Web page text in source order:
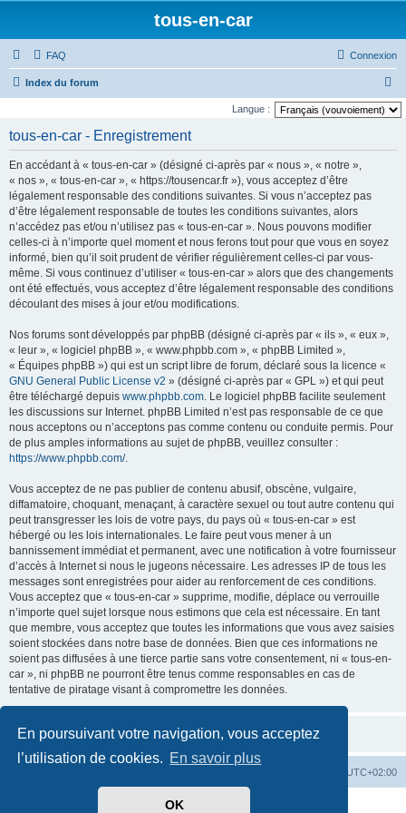
En poursuivant votre navigation, vous acceptez
l’utilisation de cookies. En savoir plus
OK
tous-en-car
FAQ Connexion
Index du forum
e
Langue :
tous-en-car - Enregistrement
En accédant à « tous-en-car » (désigné ci-après par « nous », « notre »,
« nos », « tous-en-car », « https://tousencar.fr »), vous acceptez d’être
légalement responsable des conditions suivantes. Si vous n’acceptez pas
d’être légalement responsable de toutes les conditions suivantes, alors
n’accédez pas et/ou n’utilisez pas « tous-en-car ». Nous pouvons modifier
celles-ci à n’importe quel moment et nous ferons tout pour que vous en soyez
informé, bien qu’il soit prudent de vérifier régulièrement celles-ci par vous-
même. Si vous continuez d’utiliser « tous-en-car » alors que des changements
ont été effectués, vous acceptez d’être légalement responsable des conditions
découlant des mises à jour et/ou modifications.
Nos forums sont développés par phpBB (désigné ci-après par « ils », « eux »,
« leur », « logiciel phpBB », « www.phpbb.com », « phpBB Limited »,
« Équipes phpBB ») qui est un script libre de forum, déclaré sous la licence «
GNU General Public License v2 » (désigné ci-après par « GPL ») et qui peut
être téléchargé depuis www.phpbb.com. Le logiciel phpBB facilite seulement
les discussions sur Internet. phpBB Limited n’est pas responsable de ce que
nous acceptons ou n’acceptons pas comme contenu ou conduite permis. Pour
de plus amples informations au sujet de phpBB, veuillez consulter :
https://www.phpbb.com/.
Vous acceptez de ne pas publier de contenu abusif, obscène, vulgaire,
diffamatoire, choquant, menaçant, à caractère sexuel ou tout autre contenu qui
peut transgresser les lois de votre pays, du pays où « tous-en-car » est
hébergé ou les lois internationales. Le faire peut vous mener à un
bannissement immédiat et permanent, avec une notification à votre fournisseur
d’accès à Internet si nous le jugeons nécessaire. Les adresses IP de tous les
messages sont enregistrées pour aider au renforcement de ces conditions.
Vous acceptez que « tous-en-car » supprime, modifie, déplace ou verrouille
n’importe quel sujet lorsque nous estimons que cela est nécessaire. En tant
que membre, vous acceptez que toutes les informations que vous avez saisies
soient stockées dans notre base de données. Bien que ces informations ne
soient pas diffusées à une tierce partie sans votre consentement, ni « tous-en-
car », ni phpBB ne pourront être tenus comme responsables en cas de
tentative de piratage visant à compromettre les données.
UTC+02:00
phpBB ® Forum Software © phpBB Limited